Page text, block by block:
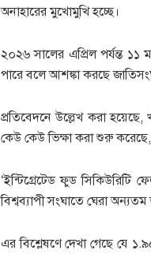
অনাহারের মুখোমুখি হচ্ছে।
২০২৬ সালের এপ্রিল পর্যন্ত ১১
পারে বলে আশঙ্কা করছে
প্রতিবেদনে উল্লেখ করা হয়েছে,
কেউ কেউ ভিক্ষা করা শুরু করেছে,
‘ইন্টিগ্রেটেড ফুড সিকিউরিটি
বিশ্বব্যাপী সংঘাতে ঘেরা
এর বিশ্লেষণে দেখা গেছে যে